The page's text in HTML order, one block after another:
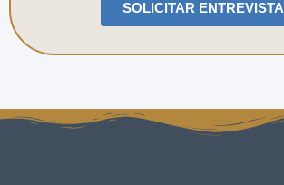
SOLICITAR ENTREVISTA